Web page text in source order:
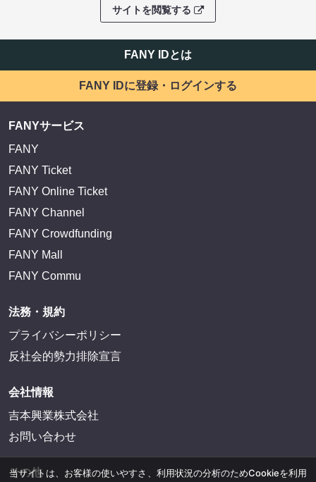
サイトを閲覧する
FANY IDとは
FANY IDに登録・ログインする
FANYサービス
FANY
FANY Ticket
FANY Online Ticket
FANY Channel
FANY Crowdfunding
FANY Mall
FANY Commu
法務・規約
プライバシーポリシー
反社会的勢力排除宣言
会社情報
吉本興業株式会社
お問い合わせ
その他
当サイトは、お客様の使いやすさ、利用状況の分析のためCookieを利用